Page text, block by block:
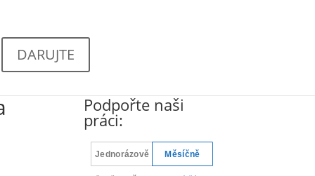
DARUJTE
Podpořte naši
práci: